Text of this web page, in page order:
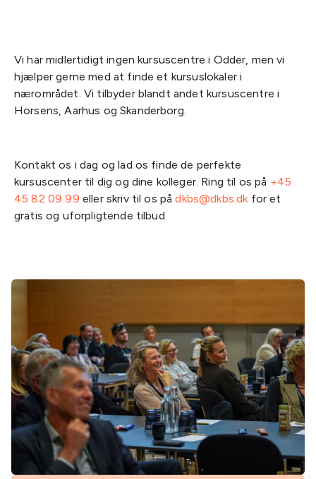
Vi har midlertidigt ingen kursuscentre i Odder, men vi
hjælper gerne med at finde et kursuslokaler i
nærområdet. Vi tilbyder blandt andet kursuscentre i
Horsens, Aarhus og Skanderborg.
Kontakt os i dag og lad os finde de perfekte
kursuscenter til dig og dine kolleger. Ring til os på +45
45 82 09 99 eller skriv til os pådkbs@dkbs.dk for et
gratis og uforpligtende tilbud.